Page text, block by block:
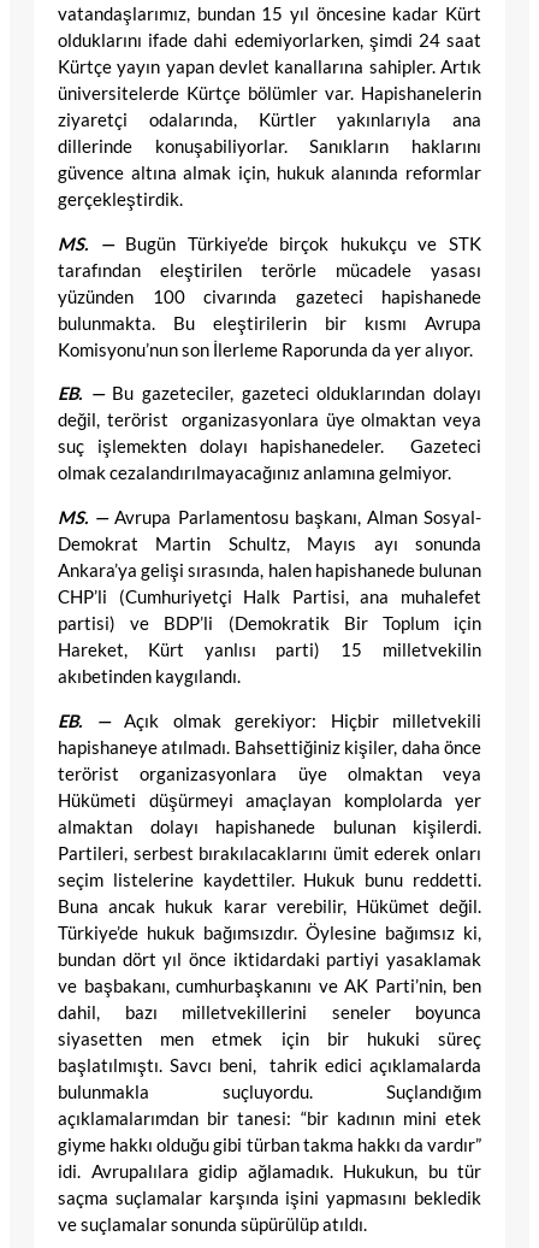
vatandaşlarımız, bundan 15 yıl öncesine kadar Kürt
olduklarını ifade dahi edemiyorlarken, şimdi 24 saat
Kürtçe yayın yapan devlet kanallarına sahipler. Artık
üniversitelerde Kürtçe bölümler var. Hapishanelerin
ziyaretçi odalarında, Kürtler yakınlarıyla ana
dillerinde konuşabiliyorlar. Sanıkların haklarını
güvence altına almak için, hukuk alanında reformlar
gerçekleştirdik.
MS. — Bugün Türkiye’de birçok hukukçu ve STK
tarafından eleştirilen terörle mücadele yasası
yüzünden 100 civarında gazeteci hapishanede
bulunmakta. Bu eleştirilerin bir kısmı Avrupa
Komisyonu’nun son İlerleme Raporunda da yer alıyor.
EB. —Bu gazeteciler, gazeteci olduklarından dolayı
değil, terörist organizasyonlara üye olmaktan veya
suç işlemekten dolayı hapishanedeler. Gazeteci
olmak cezalandırılmayacağınız anlamına gelmiyor.
MS. —Avrupa Parlamentosu başkanı, Alman Sosyal-
Demokrat Martin Schultz, Mayıs ayı sonunda
Ankara’ya gelişi sırasında, halen hapishanede bulunan
CHP’li (Cumhuriyetçi Halk Partisi, ana muhalefet
partisi) ve BDP’li (Demokratik Bir Toplum için
Hareket, Kürt yanlısı parti) 15 milletvekilin
akıbetinden kaygılandı.
EB. —Açık olmak gerekiyor: Hiçbir milletvekili
hapishaneye atılmadı. Bahsettiğiniz kişiler, daha önce
terörist organizasyonlara üye olmaktan veya
Hükümeti düşürmeyi amaçlayan komplolarda yer
almaktan dolayı hapishanede bulunan kişilerdi.
Partileri, serbest bırakılacaklarını ümit ederek onları
seçim listelerine kaydettiler. Hukuk bunu reddetti.
Buna ancak hukuk karar verebilir, Hükümet değil.
Türkiye’de hukuk bağımsızdır. Öylesine bağımsız ki,
bundan dört yıl önce iktidardaki partiyi yasaklamak
ve başbakanı, cumhurbaşkanını ve AK Parti’nin, ben
dahil, bazı milletvekillerini seneler boyunca
siyasetten men etmek için bir hukuki süreç
başlatılmıştı. Savcı beni, tahrik edici açıklamalarda
bulunmakla suçluyordu. Suçlandığım
açıklamalarımdan bir tanesi: “bir kadının mini etek
giyme hakkı olduğu gibi türban takma hakkı da vardır”
idi. Avrupalılara gidip ağlamadık. Hukukun, bu tür
saçma suçlamalar karşında işini yapmasını bekledik
ve suçlamalar sonunda süpürülüp atıldı.